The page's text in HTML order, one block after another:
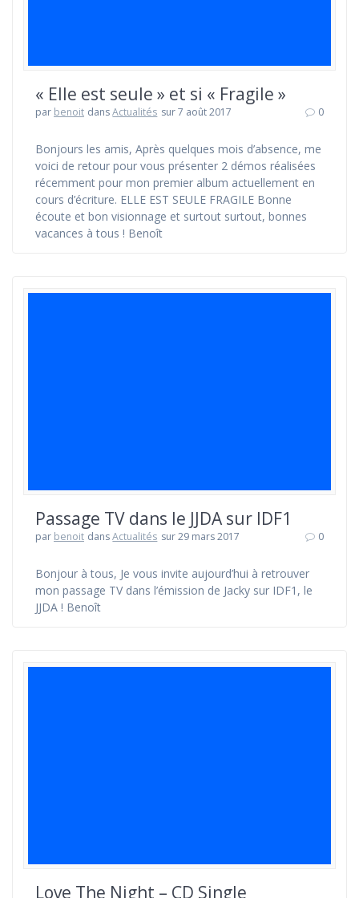
« Elle est seule » et si « Fragile »
par benoit dansActualités sur 7 août 2017 0
Bonjours les amis, Après quelques mois d’absence, me
voici de retour pour vous présenter 2 démos réalisées
récemment pour mon premier album actuellement en
cours d’écriture. ELLE EST SEULE FRAGILE Bonne
écoute et bon visionnage et surtout surtout, bonnes
vacances à tous ! Benoît
Passage TV dans le JJDA sur IDF1
par benoit dansActualités sur 29 mars 2017 0
Bonjour à tous, Je vous invite aujourd’hui à retrouver
mon passage TV dans l’émission de Jacky sur IDF1, le
JJDA ! Benoît
Love The Night – CD Single